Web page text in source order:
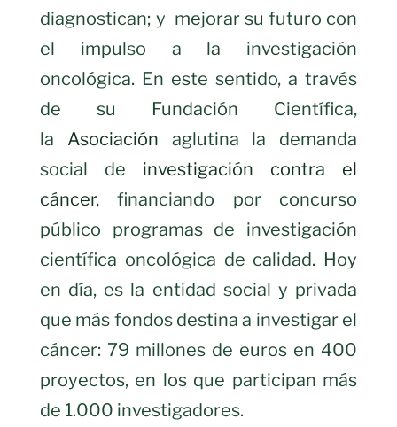
diagnostican; y mejorar su futuro con
el impulso a la investigación
oncológica. En este sentido, a través
de su Fundación Científica,
la Asociación aglutina la demanda
social de investigación contra el
cáncer,financiando por concurso
público programas de investigación
científica oncológica de calidad. Hoy
en día, es la entidad social y privada
que más fondos destina a investigar el
cáncer: 79 millones de euros en 400
proyectos, en los que participan más
de 1.000 investigadores.